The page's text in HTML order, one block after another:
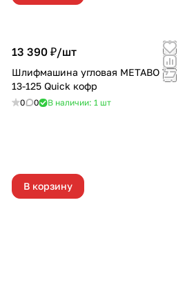
13 390 ₽/шт
Шлифмашина угловая METABO W
13-125 Quick кофр
0 0 В наличии: 1 шт
В корзину